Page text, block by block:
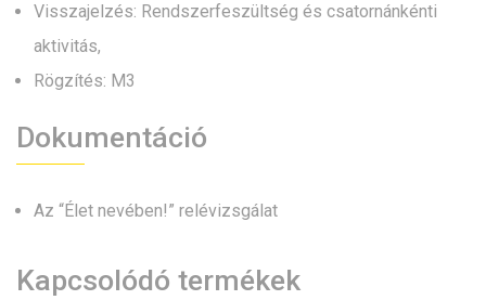
Visszajelzés: Rendszerfeszültség és csatornánkénti
aktivitás,
Rögzítés: M3
Dokumentáció
Az “Élet nevében!” relévizsgálat
Kapcsolódó termékek